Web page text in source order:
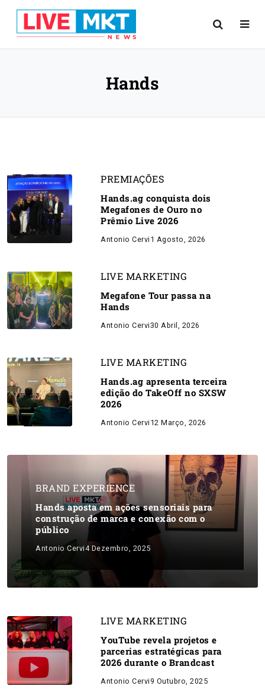
Hands
PREMIAÇÕES
Hands.ag conquista dois
Megafones de Ouro no
Prêmio Live 2026
Antonio Cervi 1 Agosto, 2026
LIVE MARKETING
Megafone Tour passa na
Hands
Antonio Cervi30 Abril, 2026
LIVE MARKETING
Hands.ag apresenta terceira
edição do TakeOff no SXSW
2026
Antonio Cervi 12 Março, 2026
BRAND EXPERIENCE
Hands aposta em ações sensoriais para
construção de marca e conexão com o
público
Antonio Cervi4 Dezembro, 2025
LIVE MARKETING
YouTube revela projetos e
parcerias estratégicas para
2026 durante o Brandcast
Antonio Cervi 9 Outubro, 2025